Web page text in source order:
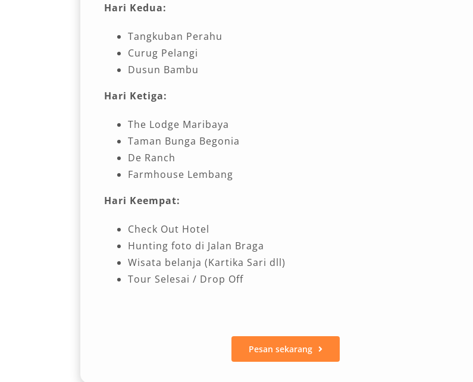
Hari Kedua:
Tangkuban Perahu
Curug Pelangi
Dusun Bambu
Hari Ketiga:
The Lodge Maribaya
Taman Bunga Begonia
De Ranch
Farmhouse Lembang
Hari Keempat:
Check Out Hotel
Hunting foto di Jalan Braga
Wisata belanja (Kartika Sari dll)
Tour Selesai / Drop Off
Pesan sekarang